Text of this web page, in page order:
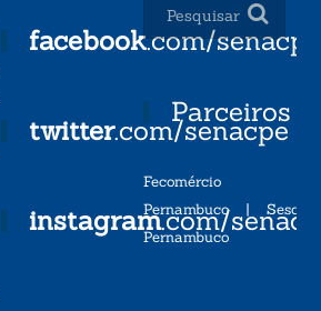
facebook.com/senacpe
twitter.com/senacpe
instagram.com/
Parceiros
Fecomércio
Pernambuco| Sesc
Pernambuco